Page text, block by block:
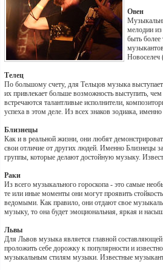
Овен
мелодии из
быть
Новоселеч
Телец
По большому счету, для Тельцов музыка
их привлекает больше возможность выступить,
встречаются талантливые исполнители,
успеха в этом деле. Из всех знаков зодиака,
Близнецы
Как и в реальной жизни, они любят
свои отличие от других людей. Именно Близнецы
группы, которые делают достойную музыку.
Раки
Из всего музыкального гороскопа - это самые
те или иные моменты они могут проявить
ведомыми. Как правило, они отдают свое
музыку, то она будет эмоциональная, яркая и
Львы
Для Львов музыка является главной
проложить себе дорожку к популярности и
музыкальным стилям музыки. Известные